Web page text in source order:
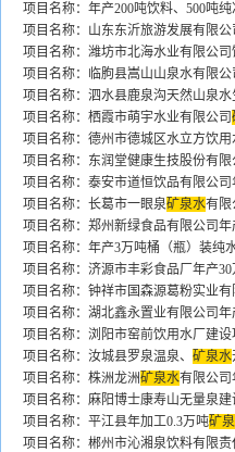
项目名称：年产200吨饮料、500吨纯
项目名称：山东东沂旅游发展有限公
项目名称：潍坊市北海水业有限公司
项目名称：临朐县嵩山山泉水有限
项目名称：泗水县鹿泉沟天然山泉水
项目名称：栖霞市萌宇水业有限公司
项目名称：德州市德城区水立方饮用
项目名称：东润堂健康生技股份有
项目名称：泰安市道恒饮品有限公司
项目名称：长葛市一眼泉矿泉水有限
项目名称：郑州新绿食品有限公司
项目名称：年产3万吨桶（瓶）装纯
项目名称：济源市丰彩食品厂年产
项目名称：钟祥市国森源葛粉实业
项目名称：湖北鑫永置业有限公司年
项目名称：浏阳市窑前饮用水厂建设
项目名称：汝城县罗泉温泉、 矿泉水
项目名称：株洲龙洲矿泉水有限公司
项目名称：麻阳博士康寿山无量泉建
项目名称：平江县年加工0.3万吨矿
项目名称：郴州市沁湘泉饮料有限